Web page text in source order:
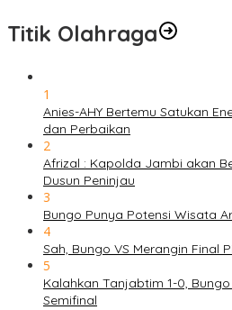
Titik Olahraga
1
Anies-AHY Bertemu Satukan
dan Perbaikan
2
Afrizal : Kapolda Jambi akan
Dusun Peninjau
3
Bungo Punya Potensi Wisata
4
Sah, Bungo VS Merangin Final
5
Kalahkan Tanjabtim 1-0,
Semifinal